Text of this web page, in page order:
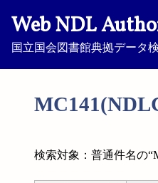
Web NDL
国立国会図書館典拠データ
検索対象：普通件名の